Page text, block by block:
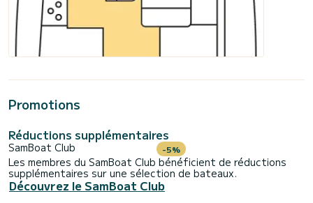
Promotions
Réductions supplémentaires
SamBoat Club -5%
Les membres du SamBoat Club bénéficient de réductions
supplémentaires sur une sélection de bateaux.
Découvrez le SamBoat Club